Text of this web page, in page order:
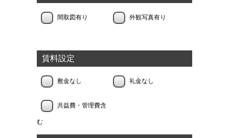
間取図有り 外観写真有り
賃料設定
敷金なし 礼金なし
共益費・管理費含
む